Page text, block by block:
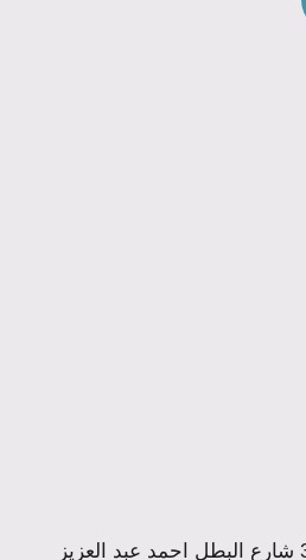
مصر، المهندسين، 39 شارع البطل احمد عبد العزيز